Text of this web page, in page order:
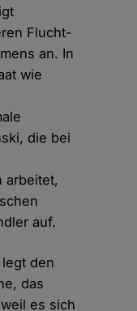
Flucht-
an. In
wie
die bei
arbeitet,
auf.
den
das
es sich